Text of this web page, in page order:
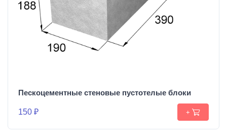
Пескоцементные стеновые пустотелые блоки
150 ₽ +